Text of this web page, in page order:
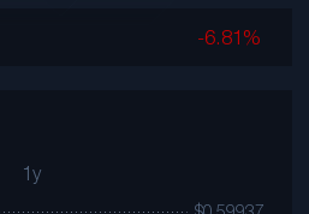
-6.81%
1y